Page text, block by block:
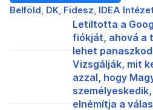
Belföld DK Fidesz IDEA
Letiltotta a
fiókját, ahová a
lehet
Vizsgálják, mit
azzal, hogy
elnémítja a